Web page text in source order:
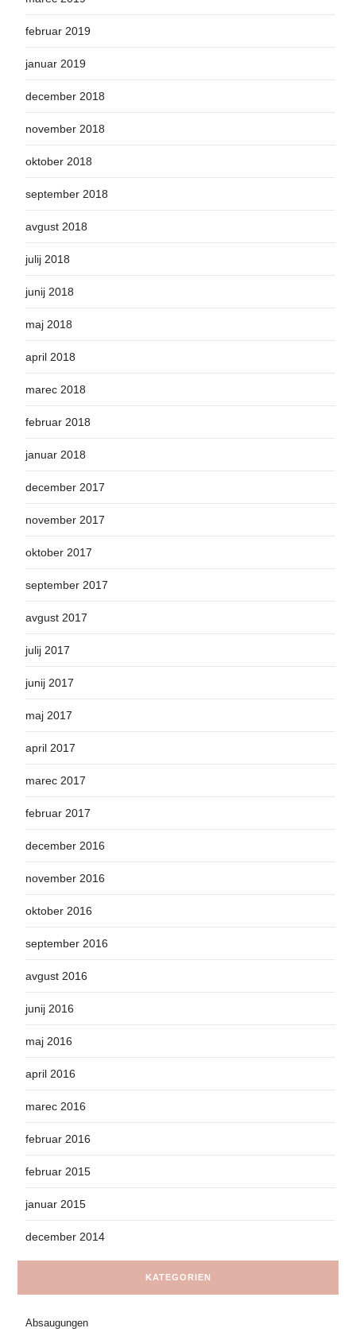
februar 2019
januar 2019
december 2018
november 2018
oktober 2018
september 2018
avgust 2018
julij 2018
junij 2018
maj 2018
april 2018
marec 2018
februar 2018
januar 2018
december 2017
november 2017
oktober 2017
september 2017
avgust 2017
julij 2017
junij 2017
maj 2017
april 2017
marec 2017
februar 2017
december 2016
november 2016
oktober 2016
september 2016
avgust 2016
junij 2016
maj 2016
april 2016
marec 2016
februar 2016
februar 2015
januar 2015
december 2014
KATEGORIEN
Absaugungen